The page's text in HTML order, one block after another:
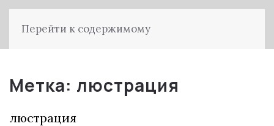
Перейти к содержимому
Метка: люстрация
люстрация